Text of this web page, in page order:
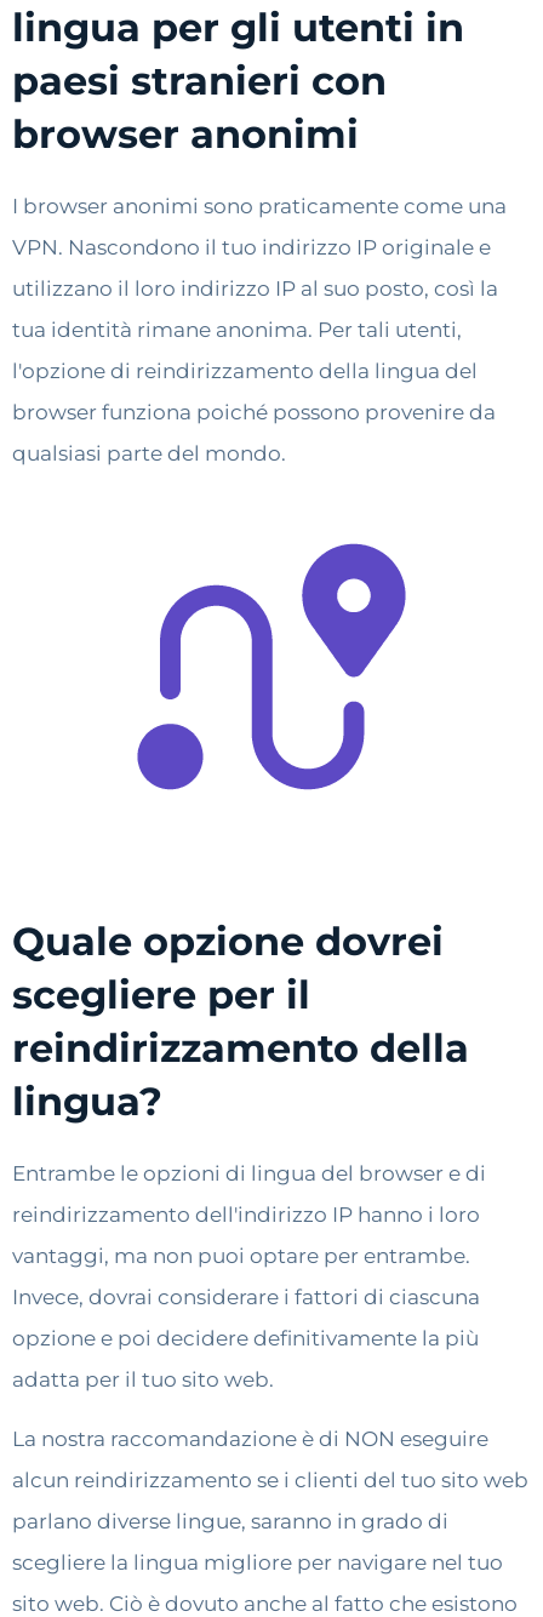
lingua per gli utenti in
paesi stranieri con
browser anonimi
I browser anonimi sono praticamente come una
VPN. Nascondono il tuo indirizzo IP originale e
utilizzano il loro indirizzo IP al suo posto, così la
tua identità rimane anonima. Per tali utenti,
l'opzione di reindirizzamento della lingua del
browser funziona poiché possono provenire da
qualsiasi parte del mondo.
Quale opzione dovrei
scegliere per il
reindirizzamento della
lingua?
Entrambe le opzioni di lingua del browser e di
reindirizzamento dell'indirizzo IP hanno i loro
vantaggi, ma non puoi optare per entrambe.
Invece, dovrai considerare i fattori di ciascuna
opzione e poi decidere definitivamente la più
adatta per il tuo sito web.
La nostra raccomandazione è di NON eseguire
alcun reindirizzamento se i clienti del tuo sito web
parlano diverse lingue, saranno in grado di
scegliere la lingua migliore per navigare nel tuo
sito web. Ciò è dovuto anche al fatto che esistono